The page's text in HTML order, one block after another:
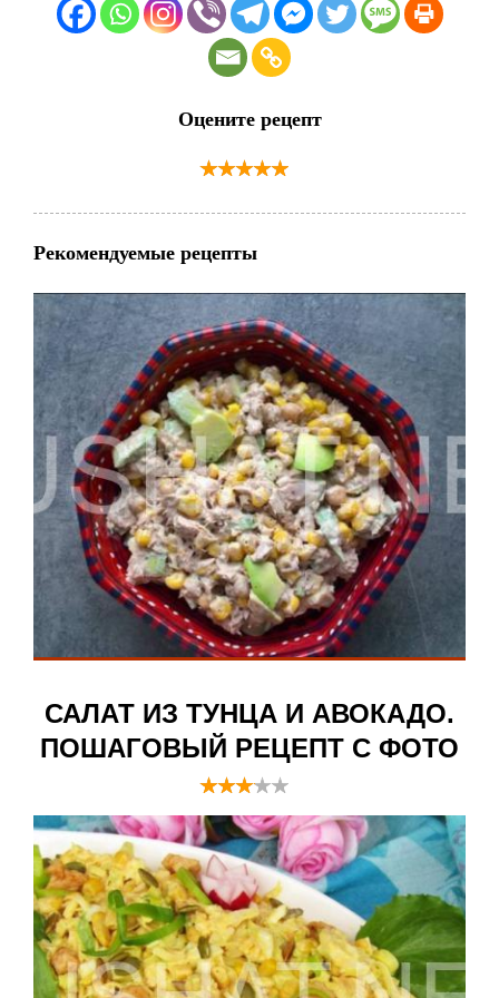
Оцените рецепт
Рекомендуемые рецепты
САЛАТ ИЗ ТУНЦА И АВОКАДО.
ПОШАГОВЫЙ РЕЦЕПТ С ФОТО